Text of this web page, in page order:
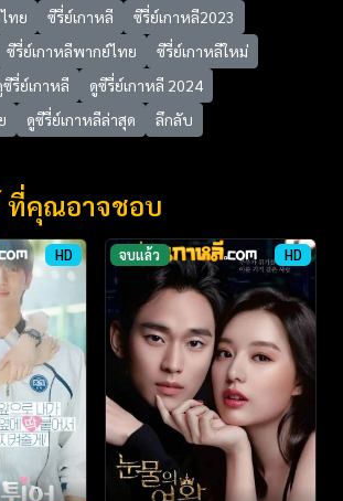
ทย ซีรี่ย์เกาหลี
ซีรี่ย์เกาหลี2023
ซีรี่ย์เกาหลีพากย์ไทย
ซีรี่ย์เกาหลีใหม่
ซีรี่ย์เกาหลี
ดูซีรี่ย์เกาหลี 2024
ดูซีรี่ย์เกาหลีล่าสุด ลึกลับ
ที่คุณอาจชอบ
HD จบแล้ว HD